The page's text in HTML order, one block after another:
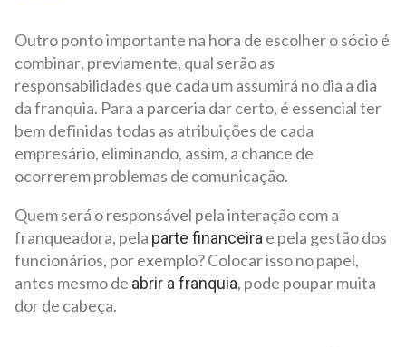
Outro ponto importante na hora de escolher o sócio é
combinar, previamente, qual serão as
responsabilidades que cada um assumirá no dia a dia
da franquia. Para a parceria dar certo, é essencial ter
bem definidas todas as atribuições de cada
empresário, eliminando, assim, a chance de
ocorrerem problemas de comunicação.
Quem será o responsável pela interação com a
franqueadora, pela parte financeira e pela gestão dos
funcionários, por exemplo? Colocar isso no papel,
antes mesmo de abrir a franquia, pode poupar muita
dor de cabeça.